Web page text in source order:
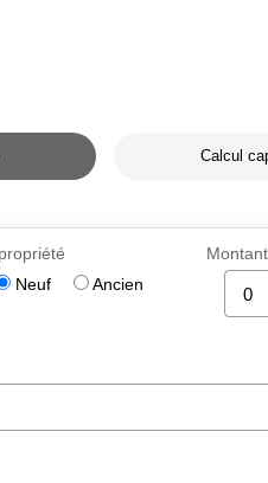
Calcul